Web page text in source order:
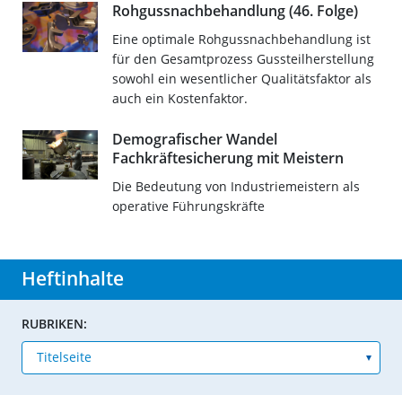
Rohgussnachbehandlung (46. Folge)
Eine optimale Rohgussnachbehandlung ist
für den Gesamtprozess Gussteilherstellung
sowohl ein wesentlicher Qualitätsfaktor als
auch ein Kostenfaktor.
Demografischer Wandel 
Fachkräftesicherung mit Meistern
Die Bedeutung von Industriemeistern als
operative Führungskräfte
Heftinhalte
RUBRIKEN: